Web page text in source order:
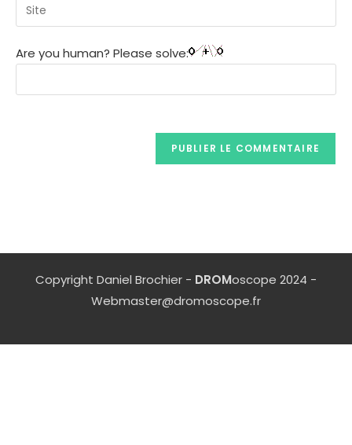
Are you human? Please solve:
Copyright Daniel Brochier - DROMoscope 2024 -
Webmaster@dromoscope.fr